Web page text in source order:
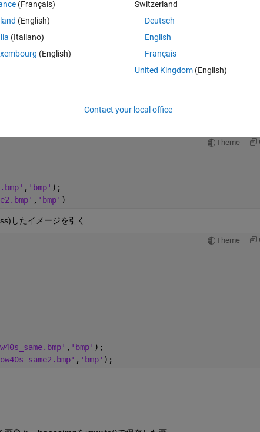
Theme
Theme
, 'bmp' );
, 'bmp' )
したイメージを引く
Theme
, 'bmp' );
, 'bmp' );
(Français)
(English)
(Italiano)
(English)
Switzerland
Deutsch
English
Français
United Kingdom(English)
Contact your local office